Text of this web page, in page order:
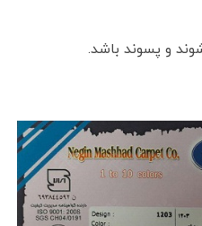
و پسوند باشد.